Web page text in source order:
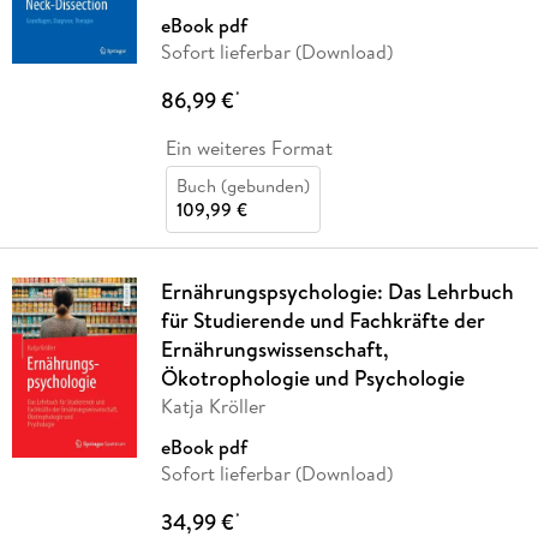
eBook pdf
Sofort lieferbar (Download)
86,99 €*
Ein weiteres Format
Buch (gebunden)
109,99 €
Ernährungspsychologie: Das Lehrbuch
für Studierende und Fachkräfte der
Ernährungswissenschaft,
Ökotrophologie und Psychologie
Katja Kröller
eBook pdf
Sofort lieferbar (Download)
34,99 €*